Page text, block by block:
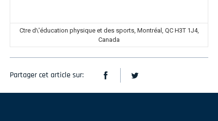
Ctre d\'éducation physique et des sports, Montréal, QC H3T 1J4,
Canada
Partager cet article sur: